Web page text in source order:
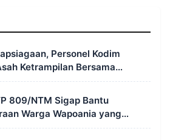
Personel Kodim
Ketrampilan Bersama
809/NTM Sigap Bantu
Warga Wapoania yang